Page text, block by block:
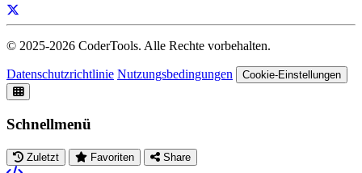
© 2025-2026 CoderTools. Alle Rechte vorbehalten.
Datenschutzrichtlinie Nutzungsbedingungen Cookie-Einstellungen
Schnellmenü
Zuletzt Favoriten Share